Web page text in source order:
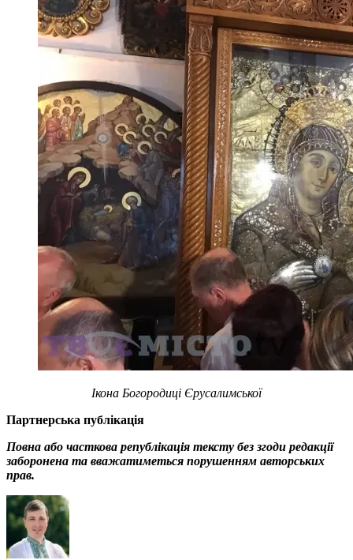
Ікона Богородиці Єрусалимської
Партнерська публікація
Повна або часткова републікація тексту без згоди редакції
заборонена та вважатиметься порушенням авторських
прав.